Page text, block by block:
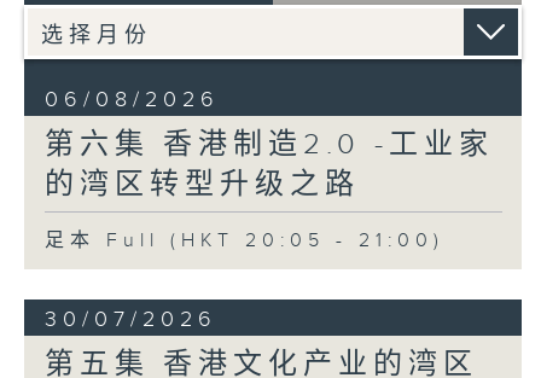
06/08/2026
第六集 香港制造2.0 -工业家
的湾区转型升级之路
足本 Full (HKT 20:05 - 21:00)
30/07/2026
第五集 香港文化产业的湾区